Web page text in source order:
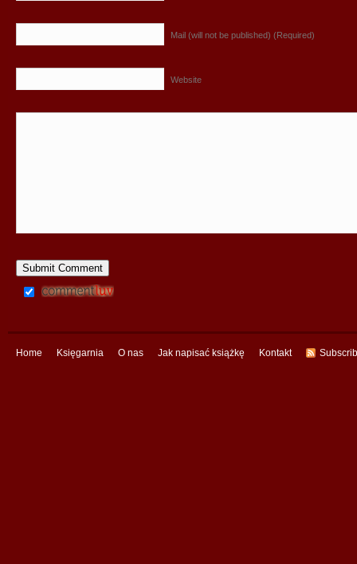
Mail (will not be published) (Required)
Website
Home Księgarnia O nas Jak napisać książkę Kontakt